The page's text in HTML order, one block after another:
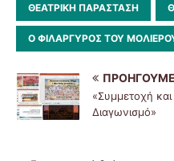
ΘΕΑΤΡΙΚΉ ΠΑΡΆΣΤΑΣΗ
Ο ΦΙΛΑΡΓΥΡΟΣ ΤΟΥ
«Συμμετοχή
Διαγωνισμό»